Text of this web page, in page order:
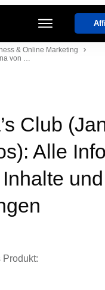
Start
& Online Marketing
Janaina’s Club (Janaina von Moos): Alle Infos, Kosten, Inhalte und Erfahrungen
Club
Alle
und
Produkt: